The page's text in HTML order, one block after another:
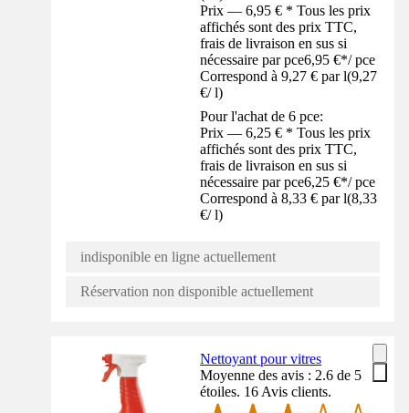
Prix — 6,95 € * Tous les prix
affichés sont des prix TTC,
frais de livraison en sus si
nécessaire par pce6,95 €*/ pce
Correspond à 9,27 € par l(9,27
€/ l)
Pour l'achat de 6 pce:
Prix — 6,25 € * Tous les prix
affichés sont des prix TTC,
frais de livraison en sus si
nécessaire par pce6,25 €*/ pce
Correspond à 8,33 € par l(8,33
€/ l)
indisponible en ligne actuellement
Réservation non disponible actuellement
Nettoyant pour vitres
Moyenne des avis : 2.6 de 5
étoiles. 16 Avis clients.